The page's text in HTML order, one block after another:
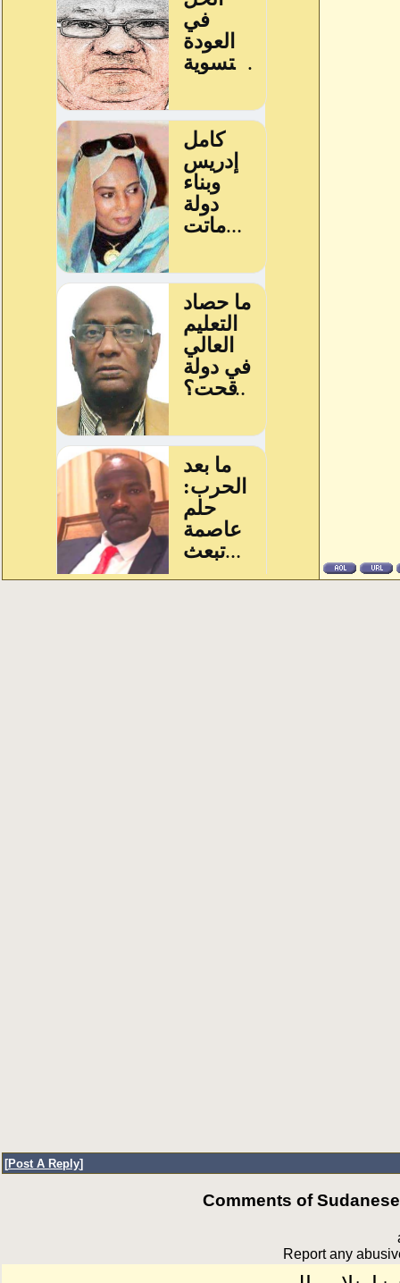
[Post A Reply]
Comments of
Report any